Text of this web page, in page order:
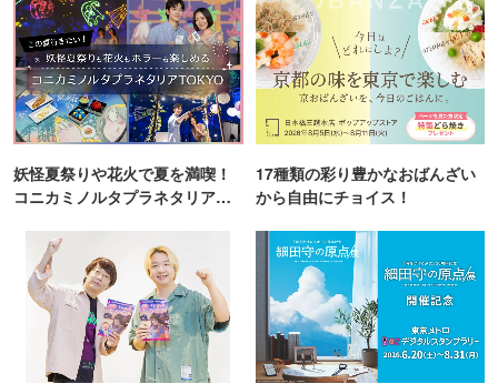
妖怪夏祭りや花火で夏を満喫！
コニカミノルタプラネタリア
17種類の彩り豊かなおばんざい
から自由にチョイス！